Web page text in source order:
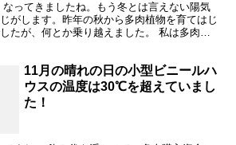
ってきましたね。もう冬とは言えない陽気
がします。昨年の秋から多肉植物を育てはじ
たが、何とか乗り越えました。 私は多肉植
11月の晴れの日の小型ビニールハ
ウスの温度は30℃を超えていまし
た！